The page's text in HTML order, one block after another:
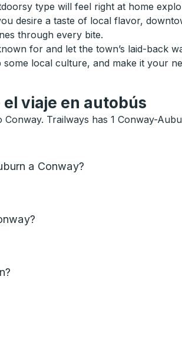
type will feel right at home
desire a taste of local flavor,
through every bite.
for and let the town’s laid-back
local culture, and make it your
viaje en autobús
Trailways has 1 Conway-
a Conway?